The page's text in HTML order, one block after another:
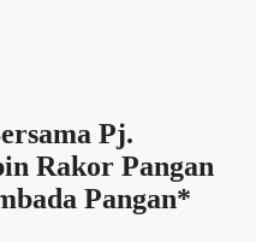
Pj.
Rakor Pangan
Pangan*